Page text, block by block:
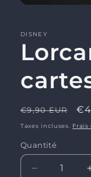
1
dans
fenêtre
DISNEY
Prix
habituel
€9,90 EUR
Taxes incluses. Frais
Quantité
Réduire